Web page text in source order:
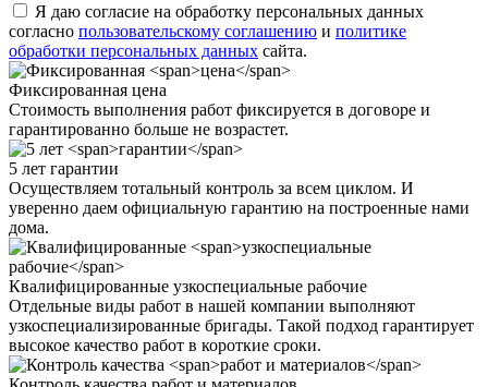
Я даю согласие на обработку персональных данных
согласно пользовательскому соглашению и политике
обработки персональных данных сайта.
Фиксированная цена
Стоимость выполнения работ фиксируется в договоре и
гарантированно больше не возрастет.
5 лет гарантии
Осуществляем тотальный контроль за всем циклом. И
уверенно даем официальную гарантию на построенные нами
дома.
Квалифицированные узкоспециальные рабочие
Отдельные виды работ в нашей компании выполняют
узкоспециализированные бригады. Такой подход гарантирует
высокое качество работ в короткие сроки.